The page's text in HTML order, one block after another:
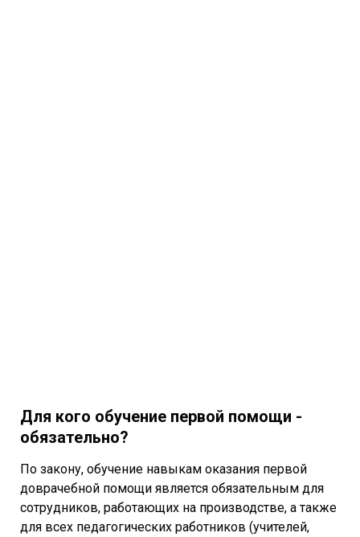
Для кого обучение первой помощи -
обязательно?
По закону, обучение навыкам оказания первой
доврачебной помощи является обязательным для
сотрудников, работающих на производстве, а также
для всех педагогических работников (учителей,